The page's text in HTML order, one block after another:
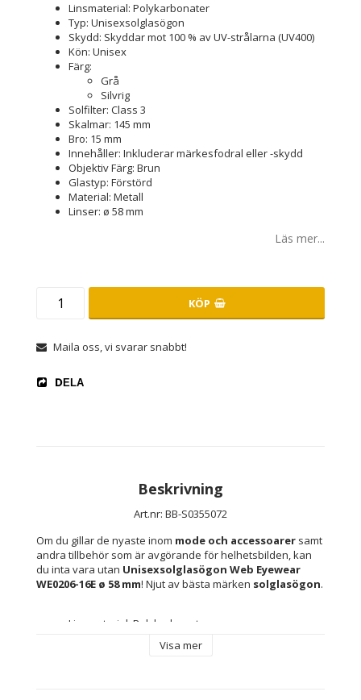
Linsmaterial: Polykarbonater
Typ: Unisexsolglasögon
Skydd: Skyddar mot 100 % av UV-strålarna (UV400)
Kön: Unisex
Färg:
Grå
Silvrig
Solfilter: Class 3
Skalmar: 145 mm
Bro: 15 mm
Innehåller: Inkluderar märkesfodral eller -skydd
Objektiv Färg: Brun
Glastyp: Förstörd
Material: Metall
Linser: ø 58 mm
Läs mer...
KÖP
Maila oss, vi svarar snabbt!
DELA
Beskrivning
Art.nr: BB-S0355072
Om du gillar de nyaste inom mode och accessoarer samt
andra tillbehör som är avgörande för helhetsbilden, kan
du inta vara utan Unisexsolglasögon Web Eyewear
WE0206-16E ø 58 mm! Njut av bästa märken solglasögon.
Linsmaterial: Polykarbonater
Skydd: Skyddar mot 100 % av UV-strålarna (UV400)
Visa mer